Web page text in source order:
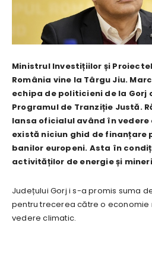
Ministrul Investițiilor și
România vine la Târgu Jiu.
echipa de politicieni de la Gorj
Programul de Tranziție Justă.
lansa oficialul având în vedere
există niciun ghid de finanțare
banilor europeni. Asta în
activităților de energie și
Județului Gorj i s-a promis suma
pentru trecerea către o economie
vedere climatic.